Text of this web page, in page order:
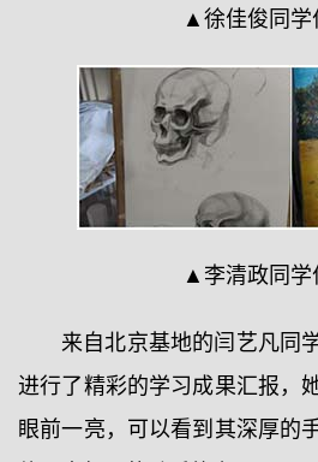
▲徐佳俊同学
▲李清政同学
来自北京基地的闫艺凡同
进行了精彩的学习成果汇报，
眼前一亮，可以看到其深厚的